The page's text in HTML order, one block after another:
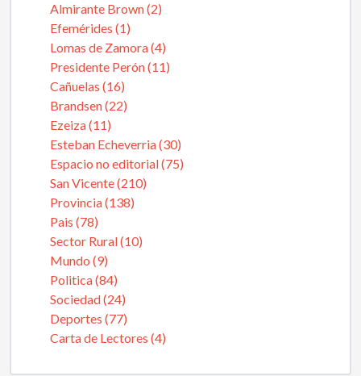
Almirante Brown (2)
Efemérides (1)
Lomas de Zamora (4)
Presidente Perón (11)
Cañuelas (16)
Brandsen (22)
Ezeiza (11)
Esteban Echeverria (30)
Espacio no editorial (75)
San Vicente (210)
Provincia (138)
Pais (78)
Sector Rural (10)
Mundo (9)
Politica (84)
Sociedad (24)
Deportes (77)
Carta de Lectores (4)